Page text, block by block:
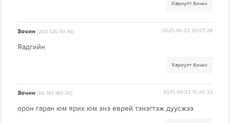
Хариулт бичих
Зочин[202.126.90.46] 2025-06-23 20:07:28
Яадгийн
Хариулт бичих
Зочин[66.181.189.25] 2025-06-23 15:26:32
орон гаран юм ярих юм энэ еврей тэнэгтэж дуусжээ